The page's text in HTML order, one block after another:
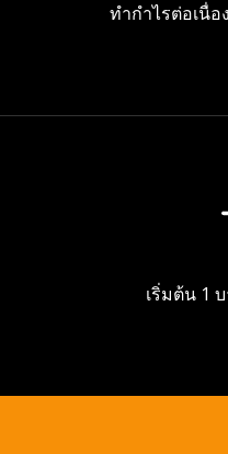
ทำกำไรต่อเนื่อ
เริ่มต้น 1